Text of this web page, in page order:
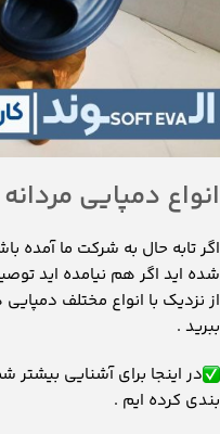
انواع دمپایی
اگر تابه حال به شرکت ما آمده
شده اید اگر هم نیامده اید
از نزدیک با انواع مختلف
ببرید .
در اینجا برای آشنایی بیشتر
بندی کرده ایم .